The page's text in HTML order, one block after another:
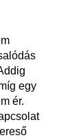
egy
ér.